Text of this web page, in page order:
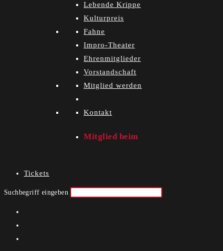
Lebende Krippe
Kulturpreis
Fahne
Impro-Theater
Ehrenmitglieder
Vorstandschaft
Mitglied werden
Kontakt
Mitglied beim
Tickets
Suchbegriff eingeben